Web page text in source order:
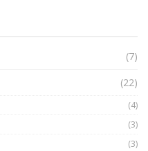
Những sự kiện ảnh hưởng
mã hoá | Phổ cập
(7)
(22)
(4)
(3)
(3)